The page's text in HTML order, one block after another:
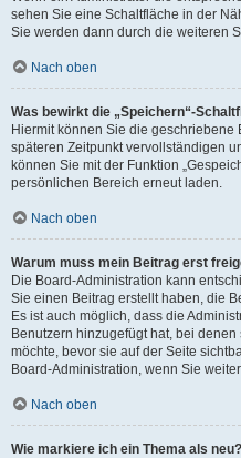
sehen Sie eine Schaltfläche in der
Sie werden dann durch die weiteren
Nach oben
Was bewirkt die „Speichern“-
Hiermit können Sie die
späteren Zeitpunkt vervollständigen
können Sie mit der Funktion
persönlichen Bereich erneut laden.
Nach oben
Warum muss mein Beitrag erst
Die Board-Administration kann
Sie einen Beitrag erstellt haben, die
Es ist auch möglich, dass die
Benutzern hinzugefügt hat, bei
möchte, bevor sie auf der Seite
Board-Administration, wenn Sie
Nach oben
Wie markiere ich ein Thema als neu?